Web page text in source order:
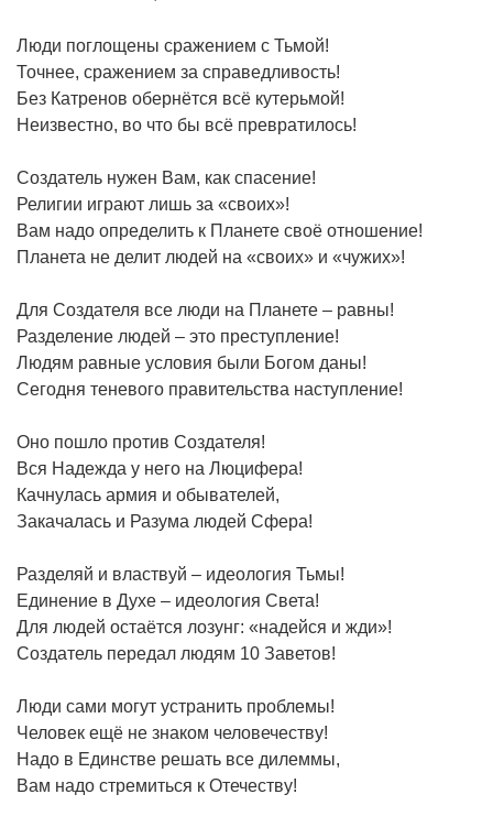
Люди поглощены сражением с Тьмой!
Точнее, сражением за справедливость!
Без Катренов обернётся всё кутерьмой!
Неизвестно, во что бы всё превратилось!
Создатель нужен Вам, как спасение!
Религии играют лишь за «своих»!
Вам надо определить к Планете своё отношение!
Планета не делит людей на «своих» и «чужих»!
Для Создателя все люди на Планете – равны!
Разделение людей – это преступление!
Людям равные условия были Богом даны!
Сегодня теневого правительства наступление!
Оно пошло против Создателя!
Вся Надежда у него на Люцифера!
Качнулась армия и обывателей,
Закачалась и Разума людей Сфера!
Разделяй и властвуй – идеология Тьмы!
Единение в Духе – идеология Света!
Для людей остаётся лозунг: «надейся и жди»!
Создатель передал людям 10 Заветов!
Люди сами могут устранить проблемы!
Человек ещё не знаком человечеству!
Надо в Единстве решать все дилеммы,
Вам надо стремиться к Отечеству!